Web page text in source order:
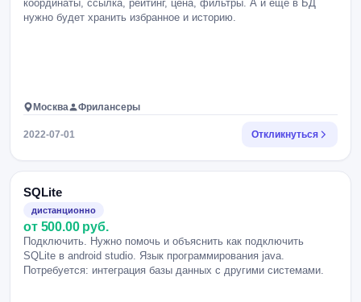
координаты, ссылка, рейтинг, цена, фильтры. А и ещё в БД
нужно будет хранить избранное и историю.
Москва Фрилансеры
2022-07-01 Откликнуться
SQLite
дистанционно
от 500.00 руб.
Подключить. Нужно помочь и объяснить как подключить
SQLite в android studio. Язык программирования java.
Потребуется: интеграция базы данных с другими системами.